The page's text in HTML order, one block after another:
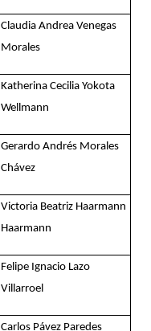
Claudia Andrea Venegas
Morales
Katherina Cecilia Yokota
Wellmann
Gerardo Andrés Morales
Chávez
Victoria Beatriz Haarmann
Haarmann
Felipe Ignacio Lazo
Villarroel
Carlos Pávez Paredes